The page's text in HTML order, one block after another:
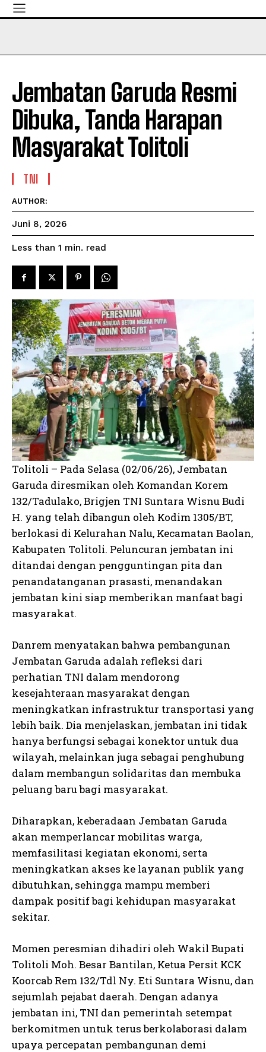
Jembatan Garuda Resmi
Dibuka, Tanda Harapan
Masyarakat Tolitoli
TNI
AUTHOR:
Juni 8, 2026
Less than 1 min. read
Tolitoli – Pada Selasa (02/06/26), Jembatan
Garuda diresmikan oleh Komandan Korem
132/Tadulako, Brigjen TNI Suntara Wisnu Budi
H. yang telah dibangun oleh Kodim 1305/BT,
berlokasi di Kelurahan Nalu, Kecamatan Baolan,
Kabupaten Tolitoli. Peluncuran jembatan ini
ditandai dengan pengguntingan pita dan
penandatanganan prasasti, menandakan
jembatan kini siap memberikan manfaat bagi
masyarakat.
Danrem menyatakan bahwa pembangunan
Jembatan Garuda adalah refleksi dari
perhatian TNI dalam mendorong
kesejahteraan masyarakat dengan
meningkatkan infrastruktur transportasi yang
lebih baik. Dia menjelaskan, jembatan ini tidak
hanya berfungsi sebagai konektor untuk dua
wilayah, melainkan juga sebagai penghubung
dalam membangun solidaritas dan membuka
peluang baru bagi masyarakat.
Diharapkan, keberadaan Jembatan Garuda
akan memperlancar mobilitas warga,
memfasilitasi kegiatan ekonomi, serta
meningkatkan akses ke layanan publik yang
dibutuhkan, sehingga mampu memberi
dampak positif bagi kehidupan masyarakat
sekitar.
Momen peresmian dihadiri oleh Wakil Bupati
Tolitoli Moh. Besar Bantilan, Ketua Persit KCK
Koorcab Rem 132/Tdl Ny. Eti Suntara Wisnu, dan
sejumlah pejabat daerah. Dengan adanya
jembatan ini, TNI dan pemerintah setempat
berkomitmen untuk terus berkolaborasi dalam
upaya percepatan pembangunan demi